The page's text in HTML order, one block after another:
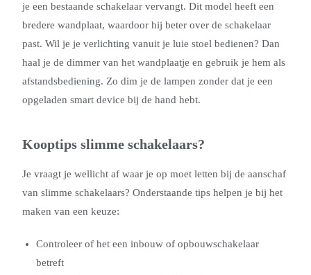
je een bestaande schakelaar vervangt. Dit model heeft een
bredere wandplaat, waardoor hij beter over de schakelaar
past. Wil je je verlichting vanuit je luie stoel bedienen? Dan
haal je de dimmer van het wandplaatje en gebruik je hem als
afstandsbediening. Zo dim je de lampen zonder dat je een
opgeladen smart device bij de hand hebt.
Kooptips slimme schakelaars?
Je vraagt je wellicht af waar je op moet letten bij de aanschaf
van slimme schakelaars? Onderstaande tips helpen je bij het
maken van een keuze:
Controleer of het een inbouw of opbouwschakelaar
betreft